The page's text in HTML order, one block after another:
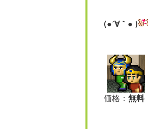
(●´∀｀● )
価格： 無料